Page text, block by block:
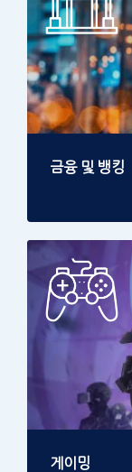
금융 및 뱅킹
게이밍